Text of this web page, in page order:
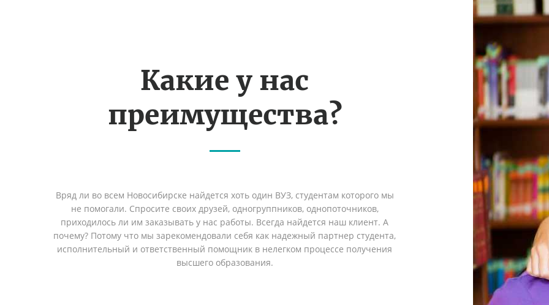
Какие у нас
преимущества?
Вряд ли во всем Новосибирске найдется хоть один ВУЗ, студентам которого мы
не помогали. Спросите своих друзей, одногруппников, однопоточников,
приходилось ли им заказывать у нас работы. Всегда найдется наш клиент. А
почему? Потому что мы зарекомендовали себя как надежный партнер студента,
исполнительный и ответственный помощник в нелегком процессе получения
высшего образования.